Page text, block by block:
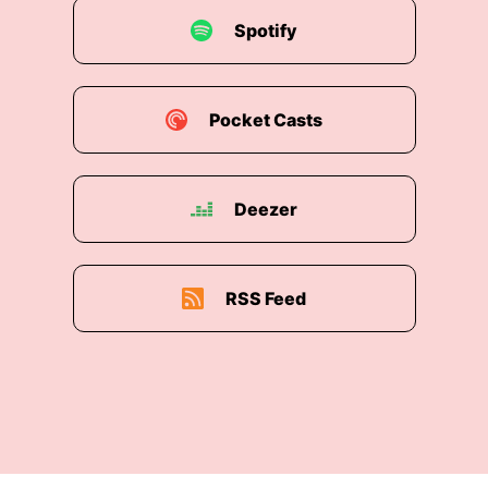
her work.
Franziska [00:03:55:11] Marloes has been
writing a very successful newsletter since 2012,
which is why newsletter marketing is the
starting point for our conversation. But we've
people, maybe even the bravest of them all.
And we've also talked about the difficulties you
might also face when you measure your
marketing with the typical success indicators of
traditional marketing.
a person in English. So I was super nervous and
Spotify
Pocket Casts
Deezer
RSS Feed